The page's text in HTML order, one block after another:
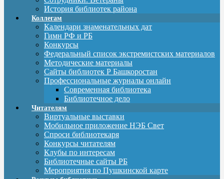
История библиотек района
Коллегам
Календари знаменательных дат
Гимн РФ и РБ
Конкурсы
Федеральный список экстремистских материалов
Методические материалы
Сайты библиотек Р Башкоростан
Профессиональные журналы онлайн
Современная библиотека
Библиотечное дело
Читателям
Виртуальные выставки
Мобильное приложение НЭБ Свет
Спроси библиотекаря
Конкурсы читателям
Клубы по интересам
Библиотечные сайты РБ
Мероприятия по Пушкинской карте